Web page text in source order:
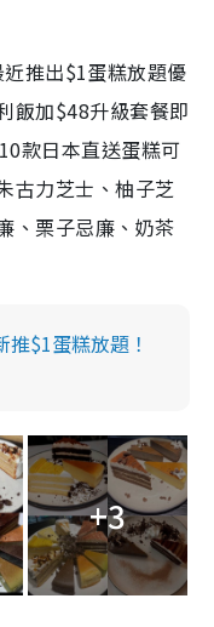
推出$1蛋糕放題優
飯加$48升級套餐即
款日本直送蛋糕可
古力芝士、柚子芝
、栗子忌廉、奶茶
推$1蛋糕放題！
+3